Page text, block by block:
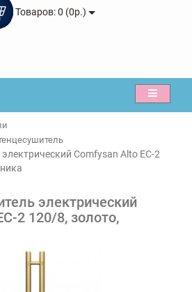
Товаров: 0 (0р.)
Comfysan Alto EC-2
электрический
2 120/8, золото,